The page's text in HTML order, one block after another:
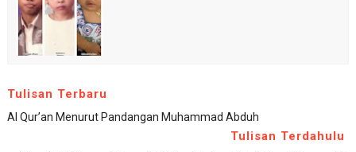
Tulisan Terbaru
Al Qur’an Menurut Pandangan Muhammad Abduh
Tulisan Terdahulu